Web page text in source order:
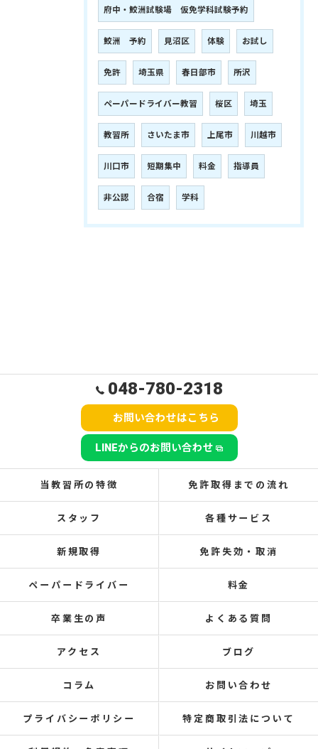
府中・鮫洲試験場 仮免学科試験予約
鮫洲 予約 見沼区 体験 お試し
免許 埼玉県 春日部市 所沢
ペーパードライバー教習 桜区 埼玉
教習所 さいたま市 上尾市 川越市
川口市 短期集中 料金 指導員
非公認 合宿 学科
048-780-2318
お問い合わせはこちら
LINEからのお問い合わせ
当教習所の特徴 免許取得までの流れ
スタッフ 各種サービス
新規取得 免許失効・取消
ペーパードライバー 料金
卒業生の声 よくある質問
アクセス ブログ
コラム お問い合わせ
プライバシーポリシー 特定商取引法について